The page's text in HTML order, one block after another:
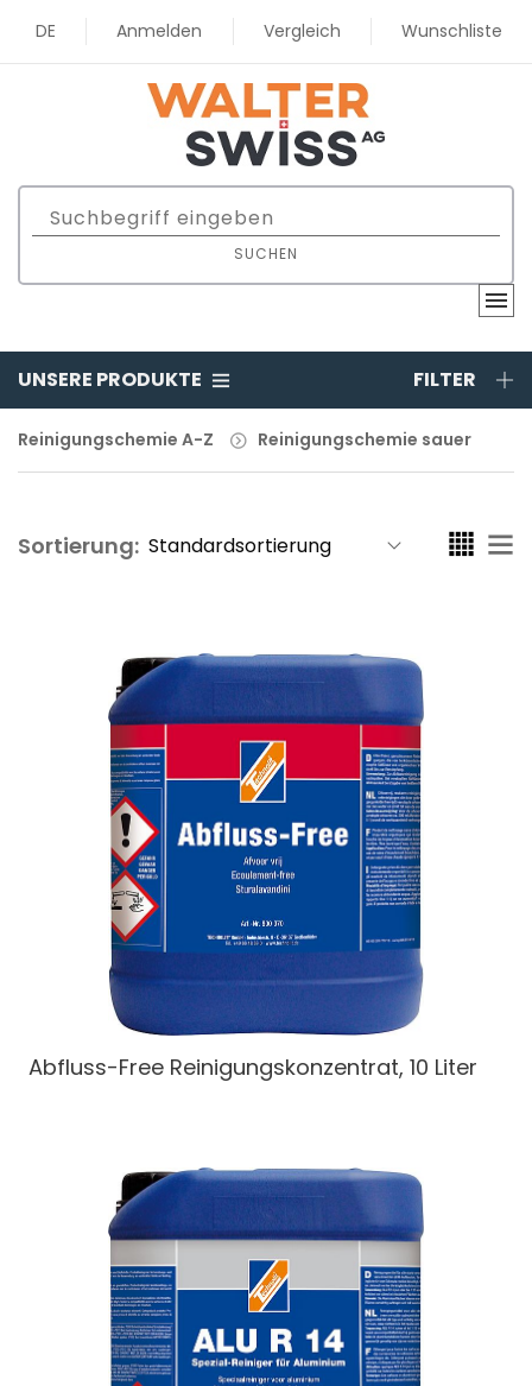
DE Anmelden Vergleich Wunschliste
SUCHEN
UNSERE PRODUKTE FILTER
Reinigungschemie A-Z Reinigungschemie sauer
Sortierung:
Abfluss-Free Reinigungskonzentrat, 10 Liter